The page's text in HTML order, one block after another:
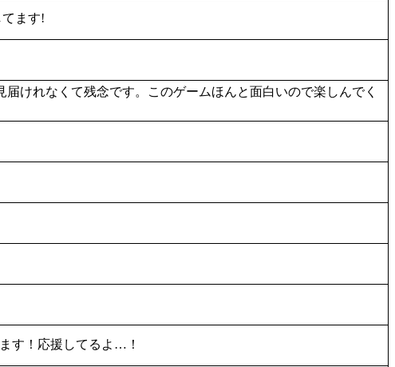
ます!
けれなくて残念です。このゲームほんと面白いので楽しんでく
す！応援してるよ…！